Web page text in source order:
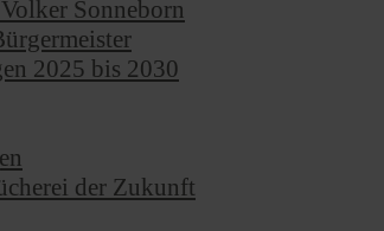
Sonneborn
2025 bis 2030
der Zukunft